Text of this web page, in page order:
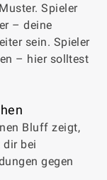
Spieler
– deine
sein. Spieler
– hier solltest
Bluff zeigt,
bei
gegen